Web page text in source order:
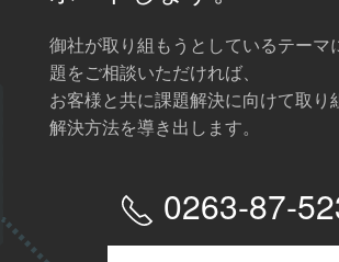
御社が取り組もうとしているテーマ
題をご相談いただければ、
お客様と共に課題解決に向けて取り
解決方法を導き出します。
0263-87-